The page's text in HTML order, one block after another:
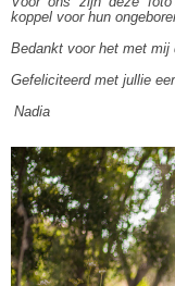
koppel voor hun
Bedankt voor het met mij
Gefeliciteerd met jullie
Nadia